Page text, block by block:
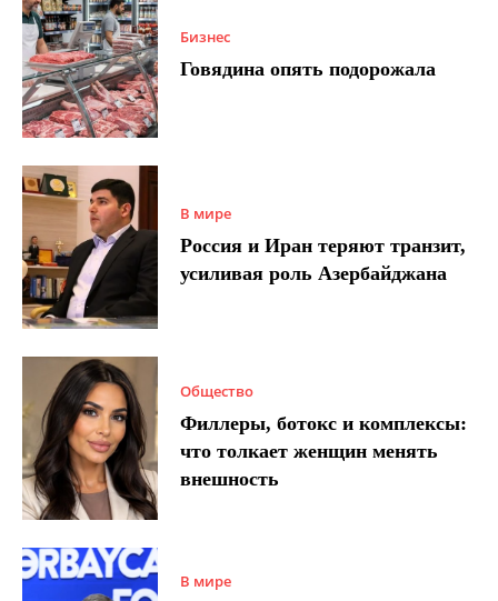
Бизнес
Говядина опять подорожала
В мире
Россия и Иран теряют транзит,
усиливая роль Азербайджана
Общество
Филлеры, ботокс и комплексы:
что толкает женщин менять
внешность
В мире